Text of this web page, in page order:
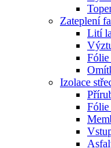
Zateplení
Lití
Fólie
Izolace
Fólie